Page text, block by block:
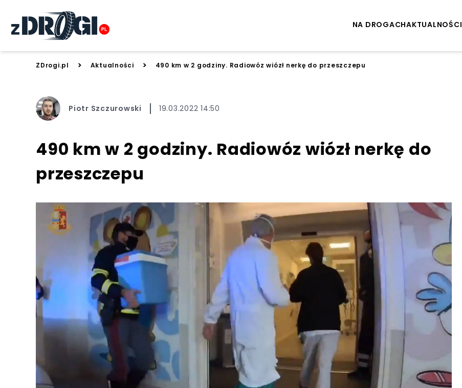
NA DROGACHAKTUALNOŚCI
ZDrogi.pl > Aktualności > 490 km w 2 godziny. Radiowóz wiózł nerkę do przeszczepu
Piotr Szczurowski 19.03.2022 14:50
490 km w 2 godziny. Radiowóz wiózł nerkę do
przeszczepu